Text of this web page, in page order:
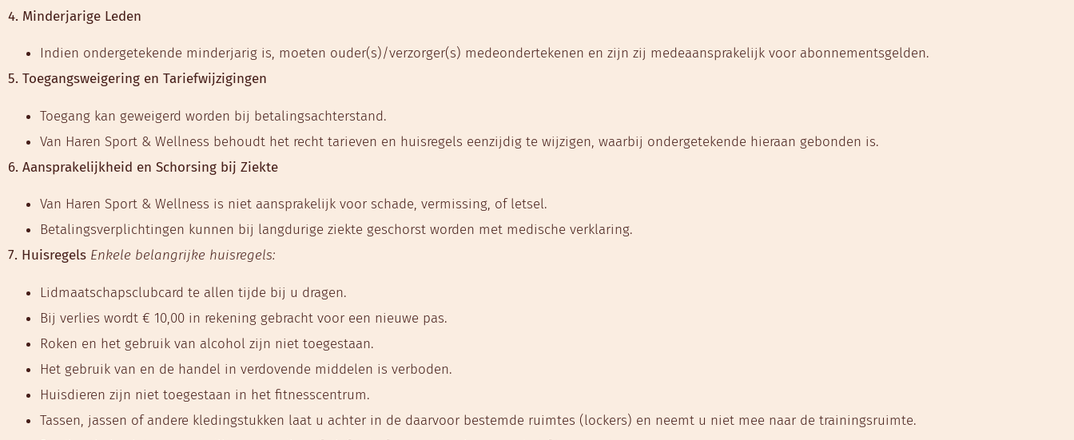
4. Minderjarige Leden
Indien ondergetekende minderjarig is, moeten ouder(s)/verzorger(s) medeondertekenen en zijn zij medeaansprakelijk voor abonnementsgelden.
5. Toegangsweigering en Tariefwijzigingen
Toegang kan geweigerd worden bij betalingsachterstand.
Van Haren Sport & Wellness behoudt het recht tarieven en huisregels eenzijdig te wijzigen, waarbij ondergetekende hieraan gebonden is.
6. Aansprakelijkheid en Schorsing bij Ziekte
Van Haren Sport & Wellness is niet aansprakelijk voor schade, vermissing, of letsel.
Betalingsverplichtingen kunnen bij langdurige ziekte geschorst worden met medische verklaring.
7. Huisregels Enkele belangrijke huisregels:
Lidmaatschapsclubcard te allen tijde bij u dragen.
Bij verlies wordt € 10,00 in rekening gebracht voor een nieuwe pas.
Roken en het gebruik van alcohol zijn niet toegestaan.
Het gebruik van en de handel in verdovende middelen is verboden.
Huisdieren zijn niet toegestaan in het fitnesscentrum.
Tassen, jassen of andere kledingstukken laat u achter in de daarvoor bestemde ruimtes (lockers) en neemt u niet mee naar de trainingsruimte.